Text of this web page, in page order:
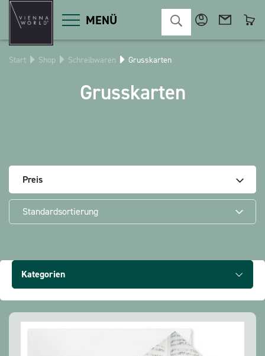
MENÜ
Produktgruppen
Pins
Schlüsselanhänger
Schreibwaren
Spiele / Kinder
Alle Produkte anzeigen
Start Shop Schreibwaren Grusskarten
Grusskarten
Preis
Standardsortierung
Kategorien